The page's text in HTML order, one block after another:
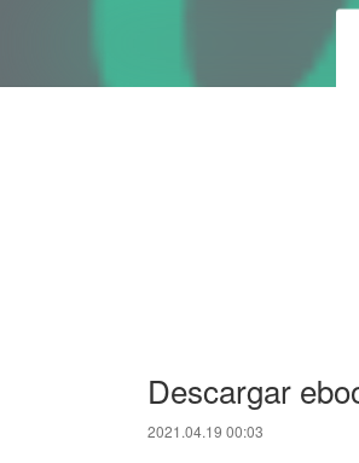
Descargar
2021.04.19 00:03